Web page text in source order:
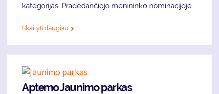
kategorijas. Pradedančiojo menininko nominacijoje...
Skaityti daugiau
Aptemo Jaunimo parkas